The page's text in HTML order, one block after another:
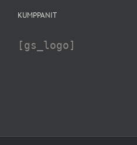
KUMPPANIT
[gs_logo]